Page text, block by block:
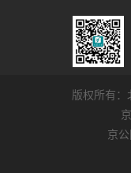
版权所有：
京公